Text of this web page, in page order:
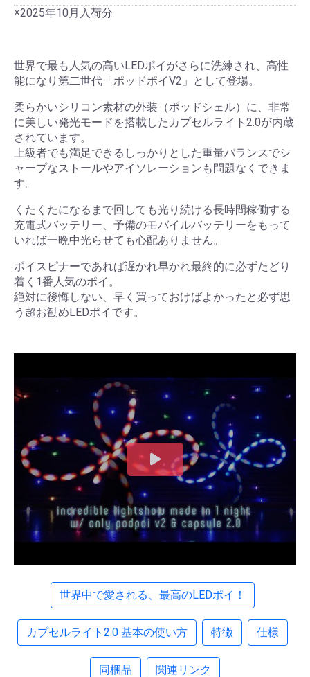
※2025年10月入荷分
世界で最も人気の高いLEDポイがさらに洗練され、高性
能になり第二世代「ポッドポイV2」として登場。
柔らかいシリコン素材の外装（ポッドシェル）に、非常
に美しい発光モードを搭載したカプセルライト2.0が内蔵
されています。
上級者でも満足できるしっかりとした重量バランスでシ
ャープなストールやアイソレーションも問題なくできま
す。
くたくたになるまで回しても光り続ける長時間稼働する
充電式バッテリー、予備のモバイルバッテリーをもって
いれば一晩中光らせても心配ありません。
ポイスピナーであれば遅かれ早かれ最終的に必ずたどり
着く1番人気のポイ。
絶対に後悔しない、早く買っておけばよかったと必ず思
う超お勧めLEDポイです。
世界中で愛される、最高のLEDポイ！
カプセルライト2.0 基本の使い方 特徴 仕様
同梱品 関連リンク